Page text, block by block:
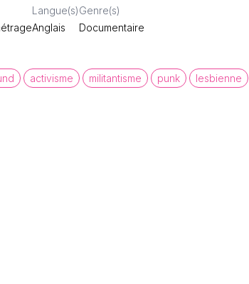
Langue(s)
Anglais
Genre(s)
Documentaire
activisme militantisme punk lesbienne